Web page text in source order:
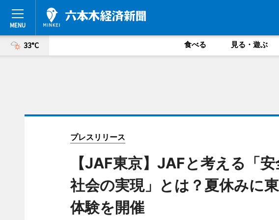
33°C 食べる 見る・遊ぶ
プレスリリース
【JAF東京】JAFと考える「
社会の実現」とは？夏休みに
体験を開催